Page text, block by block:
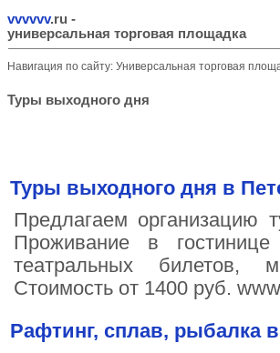
vvvvvv.ru -
универсальная торговая площадка
Навигация по сайту: Универсальная торговая
Туры выходного дня
Туры выходного дня в
Предлагаем организацию
Проживание в гостинице
театральных билетов,
Стоимость от 1400 руб.
Рафтинг, сплав, рыбалка